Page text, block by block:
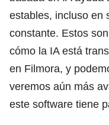
estables, incluso en
constante. Estos
cómo la IA está
en Filmora, y
veremos aún más
este software tiene